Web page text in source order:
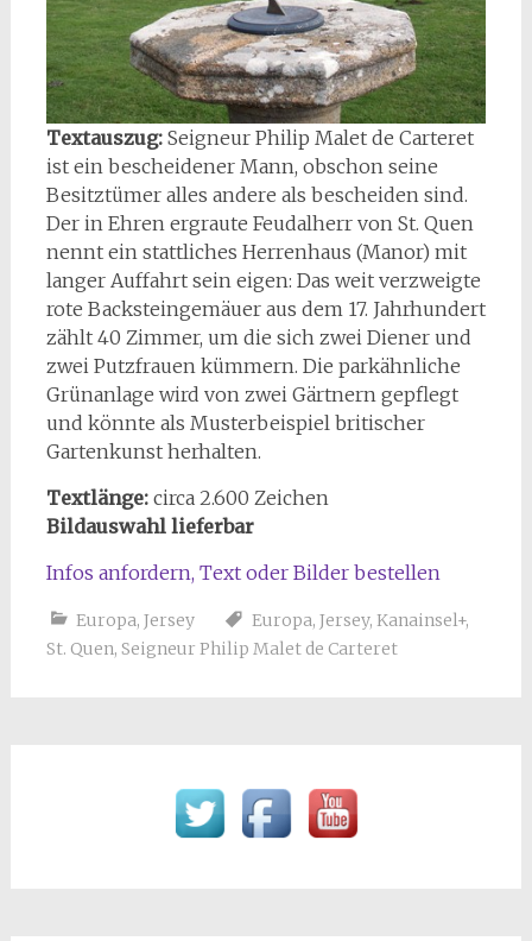
Textauszug: Seigneur Philip Malet de Carteret
ist ein bescheidener Mann, obschon seine
Besitztümer alles andere als bescheiden sind.
Der in Ehren ergraute Feudalherr von St. Quen
nennt ein stattliches Herrenhaus (Manor) mit
langer Auffahrt sein eigen: Das weit verzweigte
rote Backsteingemäuer aus dem 17. Jahrhundert
zählt 40 Zimmer, um die sich zwei Diener und
zwei Putzfrauen kümmern. Die parkähnliche
Grünanlage wird von zwei Gärtnern gepflegt
und könnte als Musterbeispiel britischer
Gartenkunst herhalten.
Textlänge:circa 2.600 Zeichen
Bildauswahl lieferbar
Infos anfordern, Text oder Bilder bestellen
Europa, Jersey Europa, Jersey, Kanainsel+,
St. Quen, Seigneur Philip Malet de Carteret